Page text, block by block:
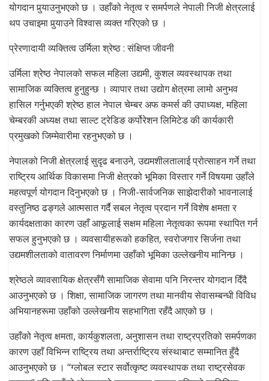
योगदान पुर्‍याउनुभएको छ । उहाँको नेतृत्व र समर्पणले नेपाली निजी क्षेत्रलाई
थप उचाइमा पुर्‍याउने विश्वास व्यक्त गरिएको छ ।
प्रेरणादायी व्यक्तित्व उर्मिला श्रेष्ठ : संक्षिप्त जीवनी
उर्मिला श्रेष्ठ नेपालको सफल महिला उद्यमी, कुशल व्यवस्थापक तथा
सामाजिक व्यक्तित्व हुनुहुन्छ । व्यापार तथा उद्योग क्षेत्रमा लामो अनुभव
हासिल गर्नुभएकी श्रेष्ठ हाल नेपाल चेम्बर अफ कमर्स की उपाध्यक्ष, महिला
चेम्बरकी अध्यक्ष तथा साल्ट ट्रेडिङ कर्पोरेशन लिमिटेड की कार्यकारी
प्रमुखको जिम्मेवारीमा रहनुभएको छ ।
नेपालको निजी क्षेत्रलाई सुदृढ बनाउने, उद्यमशीलतालाई प्रोत्साहन गर्ने तथा
राष्ट्रिय आर्थिक विकासमा निजी क्षेत्रको भूमिका विस्तार गर्ने विषयमा उहाँले
महत्वपूर्ण योगदान दिनुभएको छ । निजी-सार्वजनिक साझेदारीको भावनालाई
वस्तुनिष्ठ ढङ्गले आत्मसात गर्दै सबल नेतृत्व प्रदान गर्ने विशेष क्षमता र
कार्यदक्षताका कारण उहाँ आफूलाई सक्षम महिला नेतृत्वका रूपमा स्थापित गर्न
सफल हुनुभएको छ । व्यवसायीहरूको हकहित, स्वरोजगार सिर्जना तथा
उद्यमशीलताको वातावरण निर्माणमा उहाँको भूमिका उल्लेखनीय मानिन्छ ।
श्रेष्ठले व्यावसायिक क्षेत्रसँगै सामाजिक सेवामा पनि निरन्तर योगदान दिँदै
आउनुभएको छ । शिक्षा, सामाजिक जागरण तथा मानवीय सेवासम्बन्धी विविध
अभियानहरूमा उहाँको उल्लेखनीय सहभागिता रहँदै आएको छ ।
उहाँको नेतृत्व क्षमता, कार्यकुशलता, अनुशासन तथा राष्ट्रप्रतिको समर्पणका
कारण उहाँ विभिन्न राष्ट्रिय तथा अन्तर्राष्ट्रिय संस्थाबाट सम्मानित हुँदै
आउनुभएको छ । “ग्लोबल स्टार सर्वोत्कृष्ट व्यवस्थापक तथा राष्ट्रसेवक